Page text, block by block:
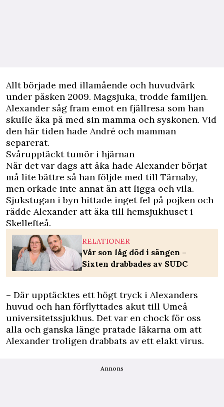
Allt började med illamående och huvudvärk
under påsken 2009. Magsjuka, trodde familjen.
Alexander såg fram emot en fjällresa som han
skulle åka på med sin mamma och syskonen. Vid
den här tiden hade André och mamman
separerat.
Svårupptäckt tumör i hjärnan
När det var dags att åka hade Alexander börjat
må lite bättre så han följde med till Tärnaby,
men orkade inte annat än att ligga och vila.
Sjukstugan i byn hittade inget fel på pojken och
rådde Alexander att åka till hemsjukhuset i
Skellefteå.
RELATIONER
Vår son låg död i sängen –
Sixten drabbades av SUDC
– Där upptäcktes ett högt tryck i Alexanders
huvud och han förflyttades akut till Umeå
universitetssjukhus. Det var en chock för oss
alla och ganska länge pratade läkarna om att
Alexander troligen drabbats av ett elakt virus.
Annons